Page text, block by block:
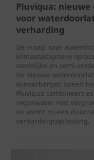
Pluviqua:
voor
verharding
De vraag naar
klimaatadaptieve
stedelijke en
de nieuwe
wienerberger, speelt
Pluviqua combineert
regenwater met
en vormt zo een
verhardingsoplossing.